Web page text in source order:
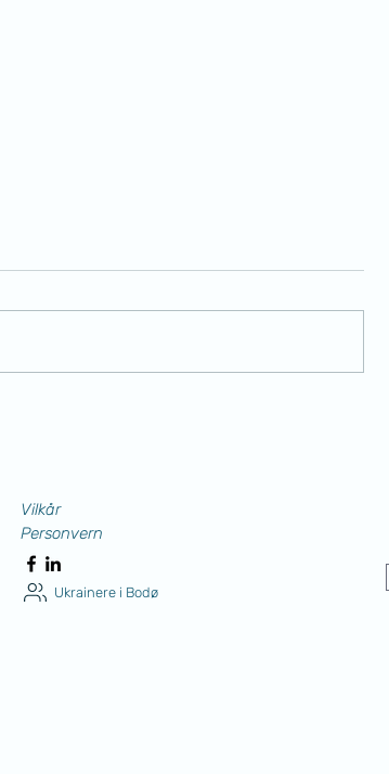
Vilkår
Personvern
Ukrainere i Bodø